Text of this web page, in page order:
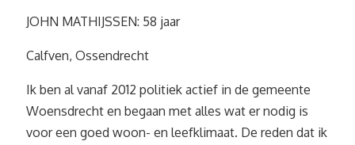
JOHN MATHIJSSEN: 58 jaar
Calfven, Ossendrecht
Ik ben al vanaf 2012 politiek actief in de gemeente
Woensdrecht en begaan met alles wat er nodig is
voor een goed woon- en leefklimaat. De reden dat ik